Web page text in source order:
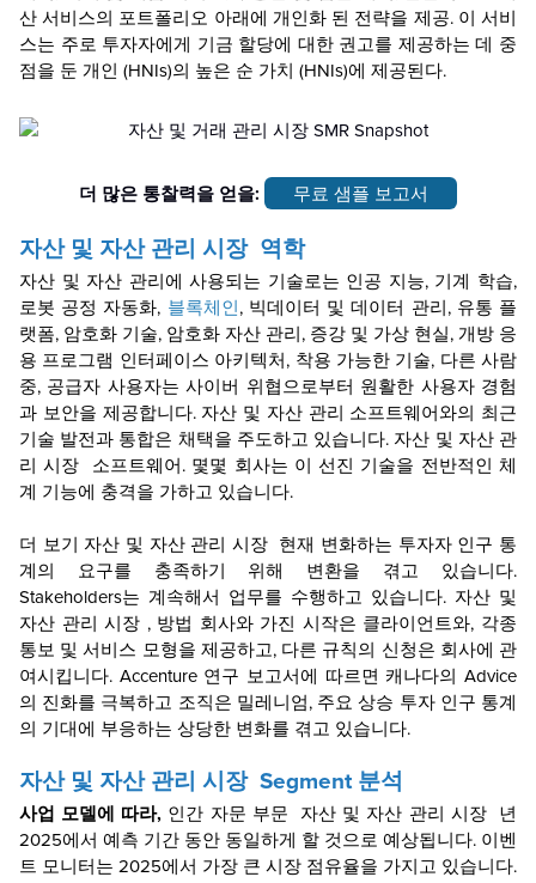
산 서비스의 포트폴리오 아래에 개인화 된 전략을 제공. 이 서비
스는 주로 투자자에게 기금 할당에 대한 권고를 제공하는 데 중
점을 둔 개인 (HNIs)의 높은 순 가치 (HNIs)에 제공된다.
더 많은 통찰력을 얻을: 무료 샘플 보고서
자산 및 자산 관리 시장 역학
자산 및 자산 관리에 사용되는 기술로는 인공 지능, 기계 학습,
로봇 공정 자동화, 블록체인, 빅데이터 및 데이터 관리, 유통 플
랫폼, 암호화 기술, 암호화 자산 관리, 증강 및 가상 현실, 개방 응
용 프로그램 인터페이스 아키텍처, 착용 가능한 기술, 다른 사람
중, 공급자 사용자는 사이버 위협으로부터 원활한 사용자 경험
과 보안을 제공합니다. 자산 및 자산 관리 소프트웨어와의 최근
기술 발전과 통합은 채택을 주도하고 있습니다. 자산 및 자산 관
리 시장
소프트웨어. 몇몇 회사는 이 선진 기술을 전반적인 체
계 기능에 충격을 가하고 있습니다.
더 보기 자산 및 자산 관리 시장 현재 변화하는 투자자 인구 통
계의 요구를 충족하기 위해 변환을 겪고 있습니다.
Stakeholders는 계속해서 업무를 수행하고 있습니다. 자산 및
자산 관리 시장 , 방법 회사와 가진 시작은 클라이언트와, 각종
통보 및 서비스 모형을 제공하고, 다른 규칙의 신청은 회사에 관
여시킵니다. Accenture 연구 보고서에 따르면 캐나다의 Advice
의 진화를 극복하고 조직은 밀레니엄, 주요 상승 투자 인구 통계
의 기대에 부응하는 상당한 변화를 겪고 있습니다.
자산 및 자산 관리 시장 Segment 분석
사업 모델에 따라, 인간 자문 부문 자산 및 자산 관리 시장
년
2025에서 예측 기간 동안 동일하게 할 것으로 예상됩니다. 이벤
트 모니터는 2025에서 가장 큰 시장 점유율을 가지고 있습니다.